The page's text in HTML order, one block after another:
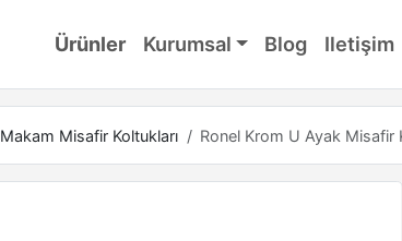
Ürünler Kurumsal Blog Iletişim
Makam Misafir Koltukları Ronel Krom U Ayak Misafir